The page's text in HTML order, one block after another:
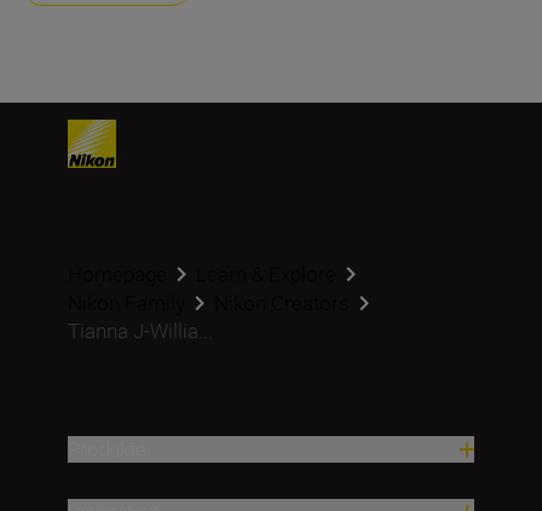
Tianna J-Willia...